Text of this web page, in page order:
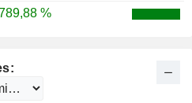
%